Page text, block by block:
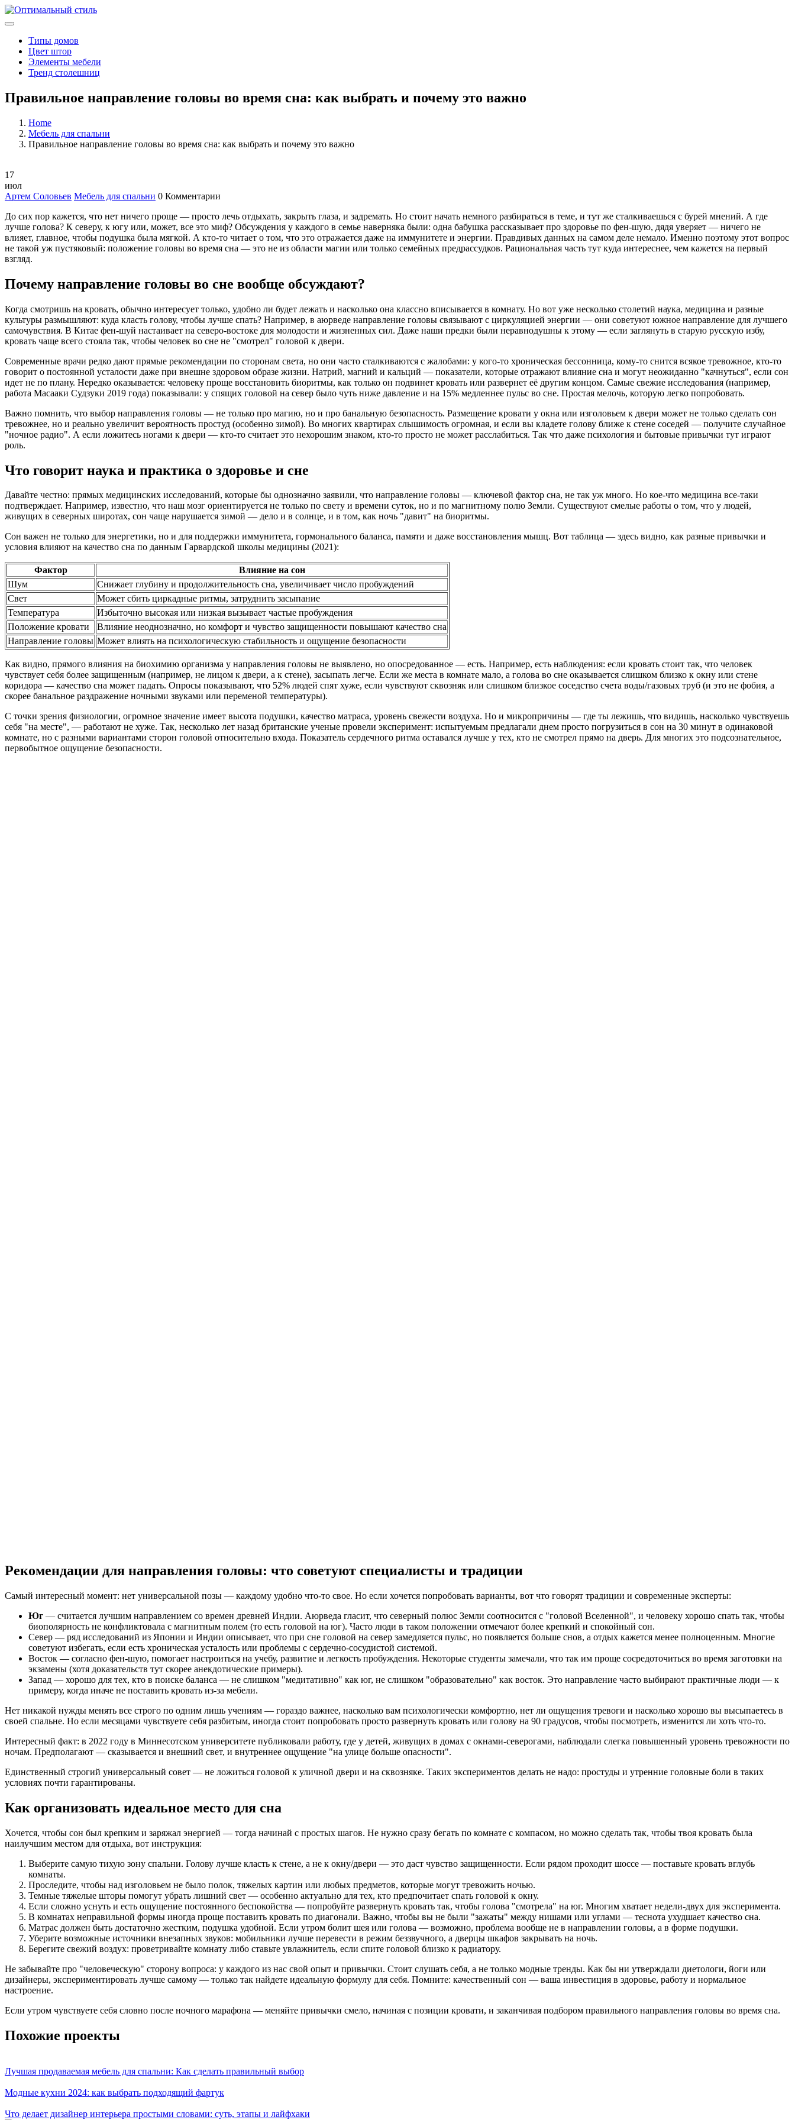
Типы домов
Цвет штор
Элементы мебели
Тренд столешниц
Правильное направление головы во время сна: как выбрать и почему это важно
Home
Мебель для спальни
Правильное направление головы во время сна: как выбрать и почему это важно
17
июл
Артем Соловьев Мебель для спальни 0 Комментарии
До сих пор кажется, что нет ничего проще — просто лечь отдыхать, закрыть глаза, и задремать. Но стоит начать немного разбираться в теме, и тут же сталкиваешься с бурей мнений. А где
лучше голова? К северу, к югу или, может, все это миф? Обсуждения у каждого в семье наверняка были: одна бабушка рассказывает про здоровье по фен-шую, дядя уверяет — ничего не
влияет, главное, чтобы подушка была мягкой. А кто-то читает о том, что это отражается даже на иммунитете и энергии. Правдивых данных на самом деле немало. Именно поэтому этот вопрос
не такой уж пустяковый: положение головы во время сна — это не из области магии или только семейных предрассудков. Рациональная часть тут куда интереснее, чем кажется на первый
взгляд.
Почему направление головы во сне вообще обсуждают?
Когда смотришь на кровать, обычно интересует только, удобно ли будет лежать и насколько она классно вписывается в комнату. Но вот уже несколько столетий наука, медицина и разные
культуры размышляют: куда класть голову, чтобы лучше спать? Например, в аюрведе направление головы связывают с циркуляцией энергии — они советуют южное направление для лучшего
самочувствия. В Китае фен-шуй настаивает на северо-востоке для молодости и жизненных сил. Даже наши предки были неравнодушны к этому — если заглянуть в старую русскую избу,
кровать чаще всего стояла так, чтобы человек во сне не "смотрел" головой к двери.
Современные врачи редко дают прямые рекомендации по сторонам света, но они часто сталкиваются с жалобами: у кого-то хроническая бессонница, кому-то снится всякое тревожное, кто-то
говорит о постоянной усталости даже при внешне здоровом образе жизни. Натрий, магний и кальций — показатели, которые отражают влияние сна и могут неожиданно "качнуться", если сон
идет не по плану. Нередко оказывается: человеку проще восстановить биоритмы, как только он подвинет кровать или развернет её другим концом. Самые свежие исследования (например,
работа Масааки Судзуки 2019 года) показывали: у спящих головой на север было чуть ниже давление и на 15% медленнее пульс во сне. Простая мелочь, которую легко попробовать.
Важно помнить, что выбор направления головы — не только про магию, но и про банальную безопасность. Размещение кровати у окна или изголовьем к двери может не только сделать сон
тревожнее, но и реально увеличит вероятность простуд (особенно зимой). Во многих квартирах слышимость огромная, и если вы кладете голову ближе к стене соседей — получите случайное
"ночное радио". А если ложитесь ногами к двери — кто-то считает это нехорошим знаком, кто-то просто не может расслабиться. Так что даже психология и бытовые привычки тут играют
роль.
Что говорит наука и практика о здоровье и сне
Давайте честно: прямых медицинских исследований, которые бы однозначно заявили, что направление головы — ключевой фактор сна, не так уж много. Но кое-что медицина все-таки
подтверждает. Например, известно, что наш мозг ориентируется не только по свету и времени суток, но и по магнитному полю Земли. Существуют смелые работы о том, что у людей,
живущих в северных широтах, сон чаще нарушается зимой — дело и в солнце, и в том, как ночь "давит" на биоритмы.
Сон важен не только для энергетики, но и для поддержки иммунитета, гормонального баланса, памяти и даже восстановления мышц. Вот таблица — здесь видно, как разные привычки и
условия влияют на качество сна по данным Гарвардской школы медицины (2021):
Фактор
Влияние на сон
Шум
Снижает глубину и продолжительность сна, увеличивает число пробуждений
Свет
Может сбить циркадные ритмы, затруднить засыпание
Температура
Избыточно высокая или низкая вызывает частые пробуждения
Положение кровати
Влияние неоднозначно, но комфорт и чувство защищенности повышают качество сна
Направление головы Может влиять на психологическую стабильность и ощущение безопасности
Как видно, прямого влияния на биохимию организма у направления головы не выявлено, но опосредованное — есть. Например, есть наблюдения: если кровать стоит так, что человек
чувствует себя более защищенным (например, не лицом к двери, а к стене), засыпать легче. Если же места в комнате мало, а голова во сне оказывается слишком близко к окну или стене
коридора — качество сна может падать. Опросы показывают, что 52% людей спят хуже, если чувствуют сквозняк или слишком близкое соседство счета воды/газовых труб (и это не фобия, а
скорее банальное раздражение ночными звуками или переменой температуры).
С точки зрения физиологии, огромное значение имеет высота подушки, качество матраса, уровень свежести воздуха. Но и микропричины — где ты лежишь, что видишь, насколько чувствуешь
себя "на месте", — работают не хуже. Так, несколько лет назад британские ученые провели эксперимент: испытуемым предлагали днем просто погрузиться в сон на 30 минут в одинаковой
комнате, но с разными вариантами сторон головой относительно входа. Показатель сердечного ритма оставался лучше у тех, кто не смотрел прямо на дверь. Для многих это подсознательное,
первобытное ощущение безопасности.
Рекомендации для направления головы: что советуют специалисты и традиции
Самый интересный момент: нет универсальной позы — каждому удобно что-то свое. Но если хочется попробовать варианты, вот что говорят традиции и современные эксперты:
Юг — считается лучшим направлением со времен древней Индии. Аюрведа гласит, что северный полюс Земли соотносится с "головой Вселенной", и человеку хорошо спать так, чтобы
биополярность не конфликтовала с магнитным полем (то есть головой на юг). Часто люди в таком положении отмечают более крепкий и спокойный сон.
Север — ряд исследований из Японии и Индии описывает, что при сне головой на север замедляется пульс, но появляется больше снов, а отдых кажется менее полноценным. Многие
советуют избегать, если есть хроническая усталость или проблемы с сердечно-сосудистой системой.
Восток — согласно фен-шую, помогает настроиться на учебу, развитие и легкость пробуждения. Некоторые студенты замечали, что так им проще сосредоточиться во время заготовки на
экзамены (хотя доказательств тут скорее анекдотические примеры).
Запад — хорошо для тех, кто в поиске баланса — не слишком "медитативно" как юг, не слишком "образовательно" как восток. Это направление часто выбирают практичные люди — к
примеру, когда иначе не поставить кровать из-за мебели.
Нет никакой нужды менять все строго по одним лишь учениям — гораздо важнее, насколько вам психологически комфортно, нет ли ощущения тревоги и насколько хорошо вы высыпаетесь в
своей спальне. Но если месяцами чувствуете себя разбитым, иногда стоит попробовать просто развернуть кровать или голову на 90 градусов, чтобы посмотреть, изменится ли хоть что-то.
Интересный факт: в 2022 году в Миннесотском университете публиковали работу, где у детей, живущих в домах с окнами-северогами, наблюдали слегка повышенный уровень тревожности по
ночам. Предполагают — сказывается и внешний свет, и внутреннее ощущение "на улице больше опасности".
Единственный строгий универсальный совет — не ложиться головой к уличной двери и на сквозняке. Таких экспериментов делать не надо: простуды и утренние головные боли в таких
условиях почти гарантированы.
Как организовать идеальное место для сна
Хочется, чтобы сон был крепким и заряжал энергией — тогда начинай с простых шагов. Не нужно сразу бегать по комнате с компасом, но можно сделать так, чтобы твоя кровать была
наилучшим местом для отдыха, вот инструкция:
Выберите самую тихую зону спальни. Голову лучше класть к стене, а не к окну/двери — это даст чувство защищенности. Если рядом проходит шоссе — поставьте кровать вглубь
комнаты.
Проследите, чтобы над изголовьем не было полок, тяжелых картин или любых предметов, которые могут тревожить ночью.
Темные тяжелые шторы помогут убрать лишний свет — особенно актуально для тех, кто предпочитает спать головой к окну.
Если сложно уснуть и есть ощущение постоянного беспокойства — попробуйте развернуть кровать так, чтобы голова "смотрела" на юг. Многим хватает недели-двух для эксперимента.
В комнатах неправильной формы иногда проще поставить кровать по диагонали. Важно, чтобы вы не были "зажаты" между нишами или углами — теснота ухудшает качество сна.
Матрас должен быть достаточно жестким, подушка удобной. Если утром болит шея или голова — возможно, проблема вообще не в направлении головы, а в форме подушки.
Уберите возможные источники внезапных звуков: мобильники лучше перевести в режим беззвучного, а дверцы шкафов закрывать на ночь.
Берегите свежий воздух: проветривайте комнату либо ставьте увлажнитель, если спите головой близко к радиатору.
Не забывайте про "человеческую" сторону вопроса: у каждого из нас свой опыт и привычки. Стоит слушать себя, а не только модные тренды. Как бы ни утверждали диетологи, йоги или
дизайнеры, экспериментировать лучше самому — только так найдете идеальную формулу для себя. Помните: качественный сон — ваша инвестиция в здоровье, работу и нормальное
настроение.
Если утром чувствуете себя словно после ночного марафона — меняйте привычки смело, начиная с позиции кровати, и заканчивая подбором правильного направления головы во время сна.
Похожие проекты
Лучшая продаваемая мебель для спальни: Как сделать правильный выбор
Модные кухни 2024: как выбрать подходящий фартук
Что делает дизайнер интерьера простыми словами: суть, этапы и лайфхаки